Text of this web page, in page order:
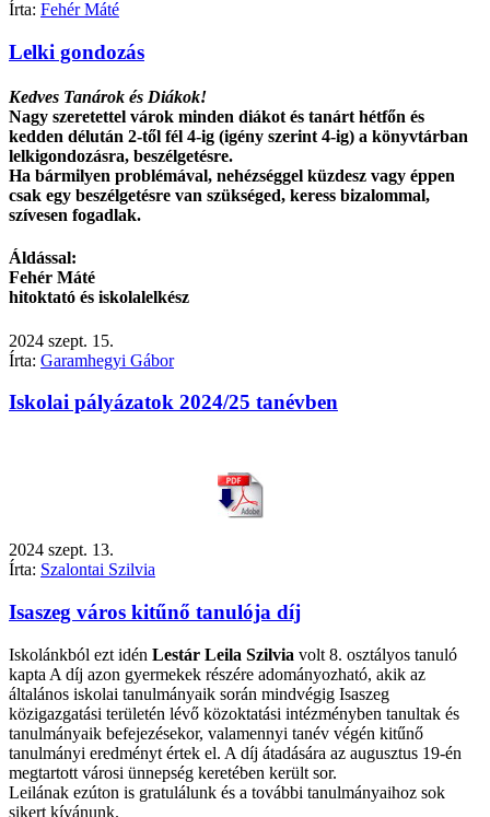
Írta: Fehér Máté
Lelki gondozás
Kedves Tanárok és Diákok!
Nagy szeretettel várok minden diákot és tanárt hétfőn és
kedden délután 2-től fél 4-ig (igény szerint 4-ig) a könyvtárban
lelkigondozásra, beszélgetésre.
Ha bármilyen problémával, nehézséggel küzdesz vagy éppen
csak egy beszélgetésre van szükséged, keress bizalommal,
szívesen fogadlak.
Áldással:
Fehér Máté
hitoktató és iskolalelkész
2024 szept. 15.
Írta: Garamhegyi Gábor
Iskolai pályázatok 2024/25 tanévben
2024 szept. 13.
Írta: Szalontai Szilvia
Isaszeg város kitűnő tanulója díj
Iskolánkból ezt idén Lestár Leila Szilvia volt 8. osztályos tanuló
kapta A díj azon gyermekek részére adományozható, akik az
általános iskolai tanulmányaik során mindvégig Isaszeg
közigazgatási területén lévő közoktatási intézményben tanultak és
tanulmányaik befejezésekor, valamennyi tanév végén kitűnő
tanulmányi eredményt értek el. A díj átadására az augusztus 19-én
megtartott városi ünnepség keretében került sor.
Leilának ezúton is gratulálunk és a további tanulmányaihoz sok
sikert kívánunk.